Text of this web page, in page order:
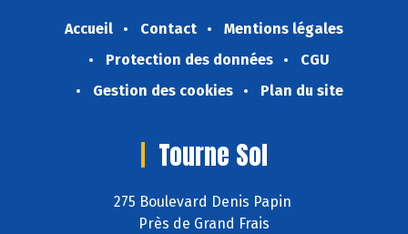
Accueil Contact
Mentions légales
Protection des données
CGU
Gestion des cookies
Plan du site
Tourne Sol
275 Boulevard Denis Papin
Près de Grand Frais